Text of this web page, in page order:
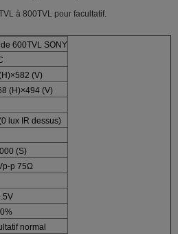
à 800TVL pour facultatif.
600TVL SONY
(V)
(H)×494 (V)
lux IR dessus)
(S)
p 75Ω
normal